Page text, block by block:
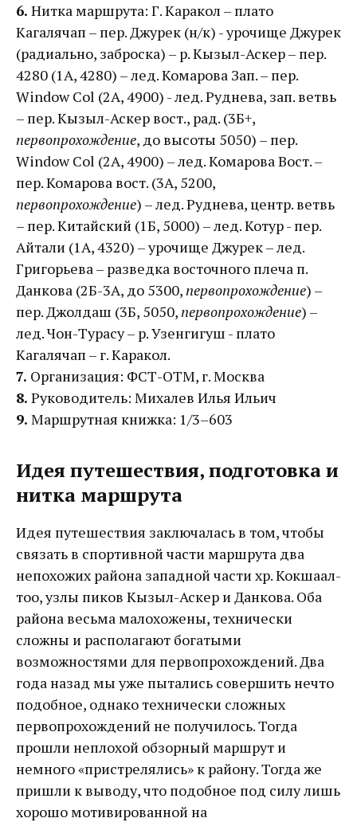
6. Нитка маршрута: Г. Каракол – плато
Кагалячап – пер. Джурек (н/к) - урочище Джурек
(радиально, заброска) – р. Кызыл-Аскер – пер.
4280 (1А, 4280) – лед. Комарова Зап. – пер.
Window Col (2А, 4900) - лед. Руднева, зап. ветвь
– пер. Кызыл-Аскер вост., рад. (3Б+,
первопрохождение, до высоты 5050) – пер.
Window Col (2A, 4900) – лед. Комарова Вост. –
пер. Комарова вост. (3А, 5200,
первопрохождение) – лед. Руднева, центр. ветвь
– пер. Китайский (1Б, 5000) – лед. Котур - пер.
Айтали (1А, 4320) – урочище Джурек – лед.
Григорьева – разведка восточного плеча п.
Данкова (2Б-3А, до 5300,первопрохождение) –
пер. Джолдаш (3Б, 5050,первопрохождение) –
лед. Чон-Турасу – р. Узенгигуш - плато
Кагалячап – г. Каракол.
7. Организация: ФСТ-ОТМ, г. Москва
8. Руководитель: Михалев Илья Ильич
9. Маршрутная книжка: 1/3–603
Идея путешествия, подготовка и
нитка маршрута
Идея путешествия заключалась в том, чтобы
связать в спортивной части маршрута два
непохожих района западной части хр. Кокшаал-
тоо, узлы пиков Кызыл-Аскер и Данкова. Оба
района весьма малохожены, технически
сложны и располагают богатыми
возможностями для первопрохождений. Два
года назад мы уже пытались совершить нечто
подобное, однако технически сложных
первопрохождений не получилось. Тогда
прошли неплохой обзорный маршрут и
немного «пристрелялись» к району. Тогда же
пришли к выводу, что подобное под силу лишь
хорошо мотивированной на